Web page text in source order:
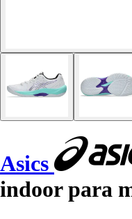
Asics
indoor para